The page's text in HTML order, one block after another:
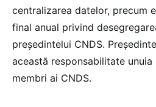
centralizarea datelor, precum
final anual privind
președintelui CNDS.
această responsabilitate
membri ai CNDS.